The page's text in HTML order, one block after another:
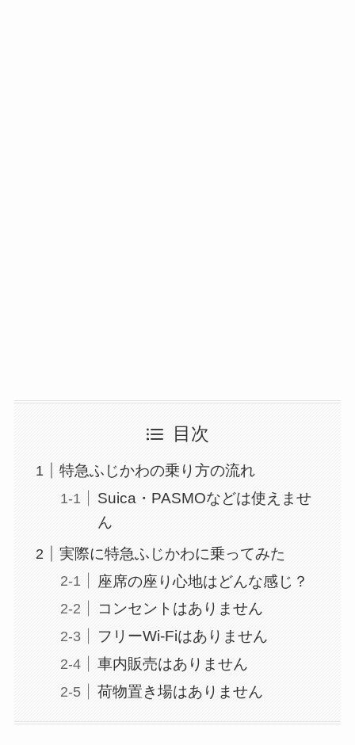
目次
特急ふじかわの乗り方の流れ
Suica・PASMOなどは使えませ
ん
実際に特急ふじかわに乗ってみた
座席の座り心地はどんな感じ？
コンセントはありません
フリーWi-Fiはありません
車内販売はありません
荷物置き場はありません